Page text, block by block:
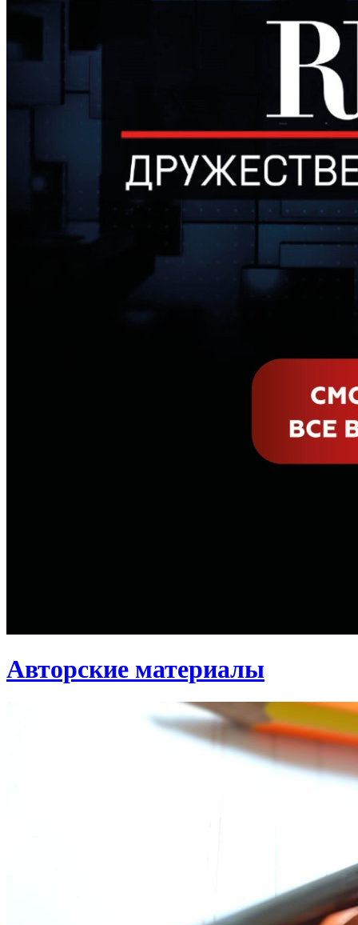
Авторские материалы